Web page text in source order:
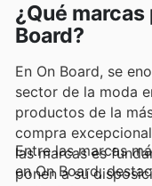
¿Qué
Board?
En On Board, se
sector de la moda
productos de la
compra
las marcas es
ponen a su
Entre las marcas
en On Board,